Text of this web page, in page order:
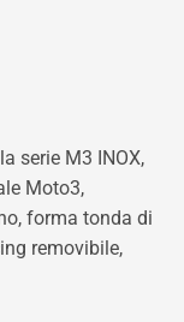
serie M3 INOX,
Moto3,
forma tonda di
removibile,